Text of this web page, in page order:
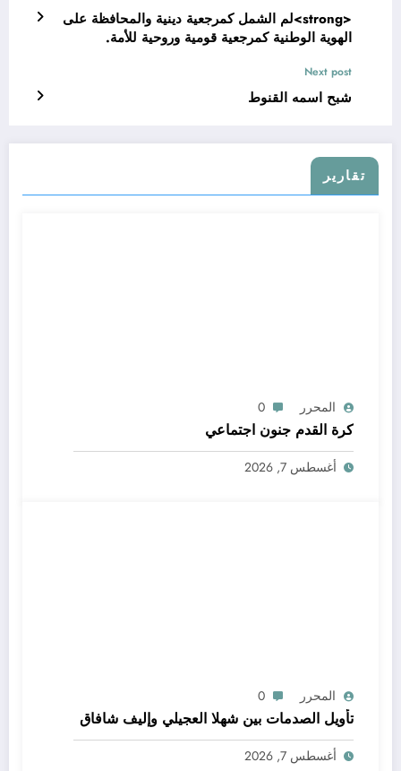
<strong>لم الشمل كمرجعية دينية والمحافظة على
الهوية الوطنية كمرجعية قومية وروحية للأمة.
Next post
شبح اسمه القنوط
تقارير
المحرر 0
كرة القدم جنون اجتماعي
أغسطس 7, 2026
المحرر 0
تأويل الصدمات بين شهلا العجيلي وإليف شافاق
أغسطس 7, 2026